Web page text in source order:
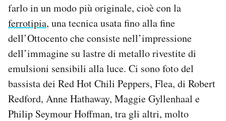
Notifiche mobile
Regala il Post
Hai bisogno di aiuto?
Esci
farlo in un modo più originale, cioè con la
ferrotipia, una tecnica usata fino alla fine
dell’Ottocento che consiste nell’impressione
dell’immagine su lastre di metallo rivestite di
emulsioni sensibili alla luce. Ci sono foto del
bassista dei Red Hot Chili Peppers, Flea, di Robert
Redford, Anne Hathaway, Maggie Gyllenhaal e
Philip Seymour Hoffman, tra gli altri, molto